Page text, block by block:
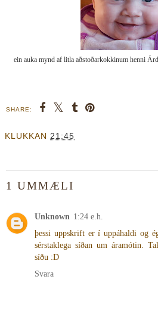
ein auka mynd af litla aðstoðarkokkinum henni
SHARE:
KLUKKAN 21:45
1 UMMÆLI
Unknown 1:24 e.h.
þessi uppskrift er í uppáhaldi og
sérstaklega síðan um áramótin.
síðu :D
Svara